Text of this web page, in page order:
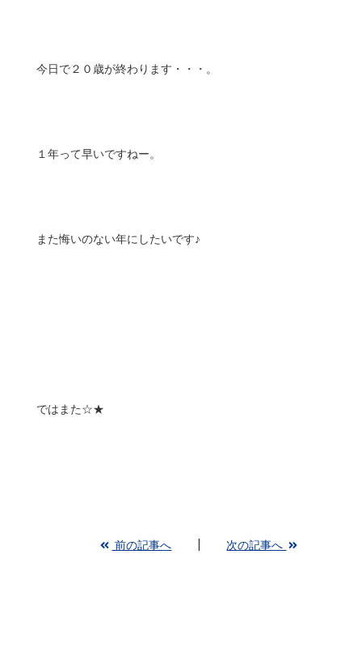
今日で２０歳が終わります・・・。
１年って早いですねー。
また悔いのない年にしたいです♪
ではまた☆★
前の記事へ 次の記事へ